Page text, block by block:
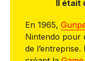
Il était
En 1965,
Nintendo pour
de